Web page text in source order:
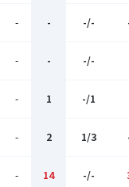
- - -/-
- - -/-
- 1 -/1
- 2 1/3
- 14 -/-